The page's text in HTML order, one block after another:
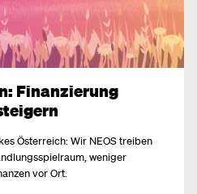
Finanzierung
Österreich: Wir NEOS treiben
weniger
vor Ort.